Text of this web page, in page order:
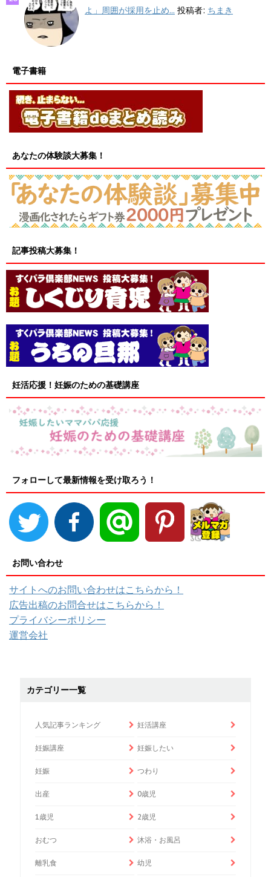
よ」周囲が採用を止め... 投稿者: ちまき
電子書籍
あなたの体験談大募集！
記事投稿大募集！
妊活応援！妊娠のための基礎講座
フォローして最新情報を受け取ろう！
お問い合わせ
サイトへのお問い合わせはこちらから！
広告出稿のお問合せはこちらから！
プライバシーポリシー
運営会社
カテゴリー一覧
人気記事ランキング 妊活講座
妊娠講座 妊娠したい
妊娠 つわり
出産 0歳児
1歳児 2歳児
おむつ 沐浴・お風呂
離乳食 幼児